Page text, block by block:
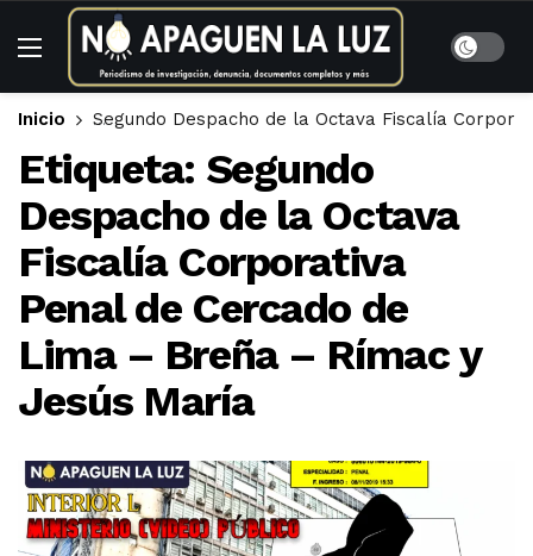
Inicio Segundo Despacho de la Octava Fiscalía
Etiqueta: Segundo
Despacho de la Octava
Fiscalía Corporativa
Penal de Cercado de
Lima – Breña – Rímac y
Jesús María